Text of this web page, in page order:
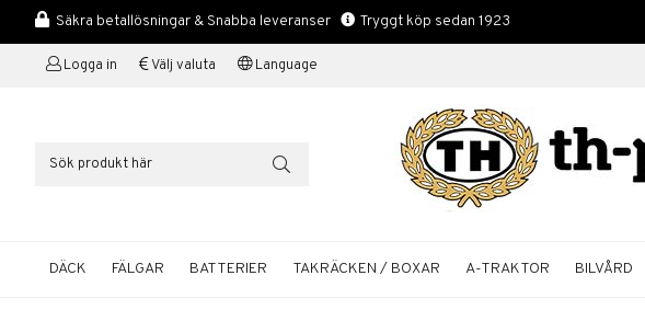
Säkra betallösningar & Snabba leveranser Tryggt köp sedan 1923
Logga in Välj valuta Language
DÄCK FÄLGAR BATTERIER TAKRÄCKEN / BOXAR A-TRAKTOR BILVÅRD